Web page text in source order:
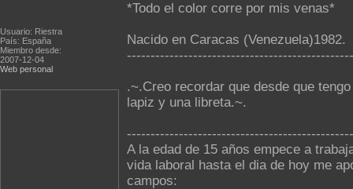
Usuario: Riestra
País: España
Miembro desde:
2007-12-04
Web personal
*Todo el color corre por mis venas*
Nacido en Caracas (Venezuela)1982.
.~.Creo recordar que desde que
lapiz y una libreta.~.
A la edad de 15 años empece a
vida laboral hasta el dia de hoy me
campos: